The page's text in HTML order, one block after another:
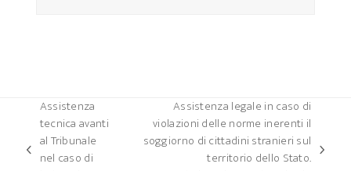
post
Assistenza
tecnica avanti
al Tribunale
nel caso di
Assistenza legale in caso di
violazioni delle norme inerenti il
soggiorno di cittadini stranieri sul
territorio dello Stato.